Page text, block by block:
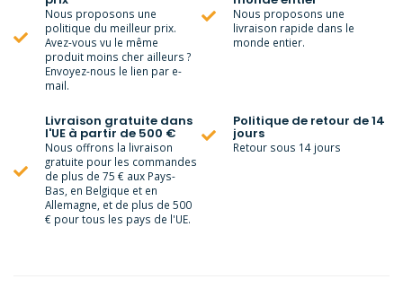
Nous proposons une
politique du meilleur prix.
Avez-vous vu le même
produit moins cher ailleurs ?
Envoyez-nous le lien par e-
mail.
Nous proposons une
livraison rapide dans le
monde entier.
Livraison gratuite dans
l'UE à partir de 500 €
Nous offrons la livraison
gratuite pour les commandes
de plus de 75 € aux Pays-
Bas, en Belgique et en
Allemagne, et de plus de 500
€ pour tous les pays de l'UE.
Politique de retour de 14
jours
Retour sous 14 jours